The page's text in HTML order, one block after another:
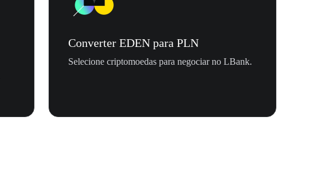
Converter EDEN para PLN
Selecione criptomoedas para negociar no LBank.